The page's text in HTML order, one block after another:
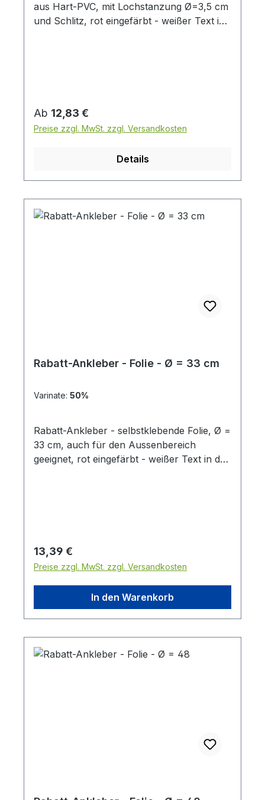
aus Hart-PVC, mit Lochstanzung Ø=3,5 cm
und Schlitz, rot eingefärbt - weißer Text in
Regulärer Preis:
Ab 12,83 €
Preise zzgl. MwSt. zzgl. Versandkosten
Details
Rabatt-Ankleber - Folie - Ø = 33 cm
Varinate: 50%
Rabatt-Ankleber - selbstklebende Folie, Ø =
33 cm, auch für den Aussenbereich
geeignet, rot eingefärbt - weißer Text in den
Regulärer Preis:
13,39 €
Preise zzgl. MwSt. zzgl. Versandkosten
In den Warenkorb